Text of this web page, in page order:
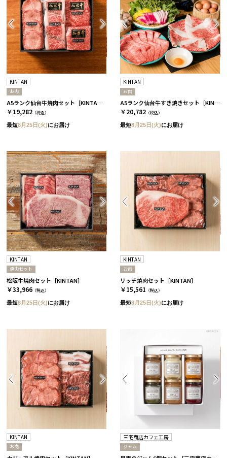
KINTAN
お肉
A5ランク仙台牛焼肉セット［KINTAN］
￥19,282 （税込）
最短8月25日(火)にお届け
KINTAN
お肉
A5ランク仙台牛すき焼きセット［KINTAN］
￥20,782 （税込）
最短8月25日(火)にお届け
KINTAN
焼肉セット
松阪牛焼肉セット［KINTAN］
￥33,966 （税込）
最短8月25日(火)にお届け
KINTAN
お肉
リッチ焼肉セット［KINTAN］
￥15,561 （税込）
最短8月25日(火)にお届け
KINTAN
お肉
三宅商店カフェ工房
ジャム